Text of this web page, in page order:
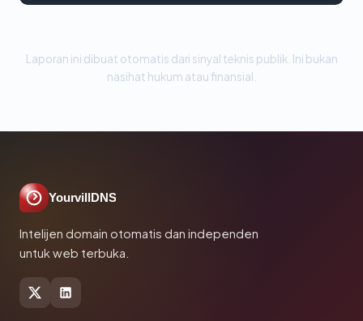
Laporan ini dibuat otomatis dari sinyal teknis publik. Ini bukan
nasihat hukum atau finansial.
YourvillDNS
Intelijen domain otomatis dan independen
untuk web terbuka.